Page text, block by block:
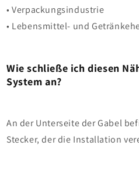
• Verpackungsindustrie
• Lebensmittel- und
Wie schließe ich diesen
System an?
An der Unterseite der Gabel
Stecker, der die Installation